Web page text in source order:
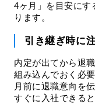
4ヶ月」を目安にす
ります。
引き継ぎ時に
内定が出てから退
組み込んでおく必
月前に退職意向を
すぐに入社できる